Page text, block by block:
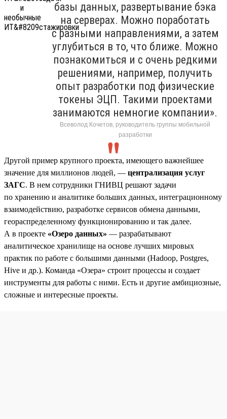
базы данных, развертывание бэка
на серверах. Можно поработать
с разными направлениями, а затем
углубиться в то, что ближе. Можно
познакомиться и с очень редкими
решениями, например, получить
опыт разработки под физические
токены ЭЦП. Такими проектами
занимаются немногие компании».
Всеволод Кочетов, руководитель группы мобильной
разработки
Другой пример крупного проекта, имеющего важнейшее
значение для миллионов людей, — централизация услуг
ЗАГС. В нем сотрудники ГНИВЦ решают задачи
по хранению и аналитике больших данных, интеграционному
взаимодействию, разработке сервисов обмена данными,
геораспределенному функционированию и так далее.
А в проекте «Озеро данных» — разрабатывают
аналитическое хранилище на основе лучших мировых
практик по работе с большими данными (Hadoop, Postgres,
Hive и др.). Команда «Озера» строит процессы и создает
инструменты для работы с ними. Есть и другие амбициозные,
сложные и интересные проекты.